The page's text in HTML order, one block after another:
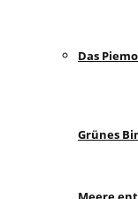
Das
Grünes